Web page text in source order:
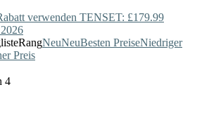
verwenden TENSET: £179.99
RangNeuNeuBesten PreiseNiedriger
Preis
4